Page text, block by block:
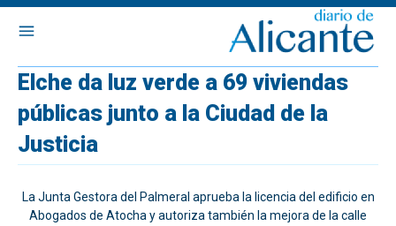
Elche da luz verde a 69 viviendas
públicas junto a la Ciudad de la
Justicia
La Junta Gestora del Palmeral aprueba la licencia del edificio en
Abogados de Atocha y autoriza también la mejora de la calle